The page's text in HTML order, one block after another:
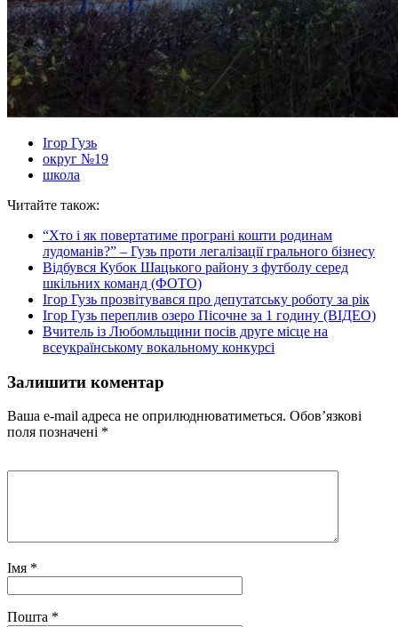
Ігор Гузь
округ №19
школа
Читайте також:
“Хто і як повертатиме програні кошти родинам
лудоманів?” – Гузь проти легалізації грального бізнесу
Відбувся Кубок Шацького району з футболу серед
шкільних команд (ФОТО)
Ігор Гузь прозвітувався про депутатську роботу за рік
Ігор Гузь переплив озеро Пісочне за 1 годину (ВІДЕО)
Вчитель із Любомльщини посів друге місце на
всеукраїнському вокальному конкурсі
Залишити коментар
Ваша e-mail адреса не оприлюднюватиметься. Обов’язкові
поля позначені *
Імя *
Пошта *